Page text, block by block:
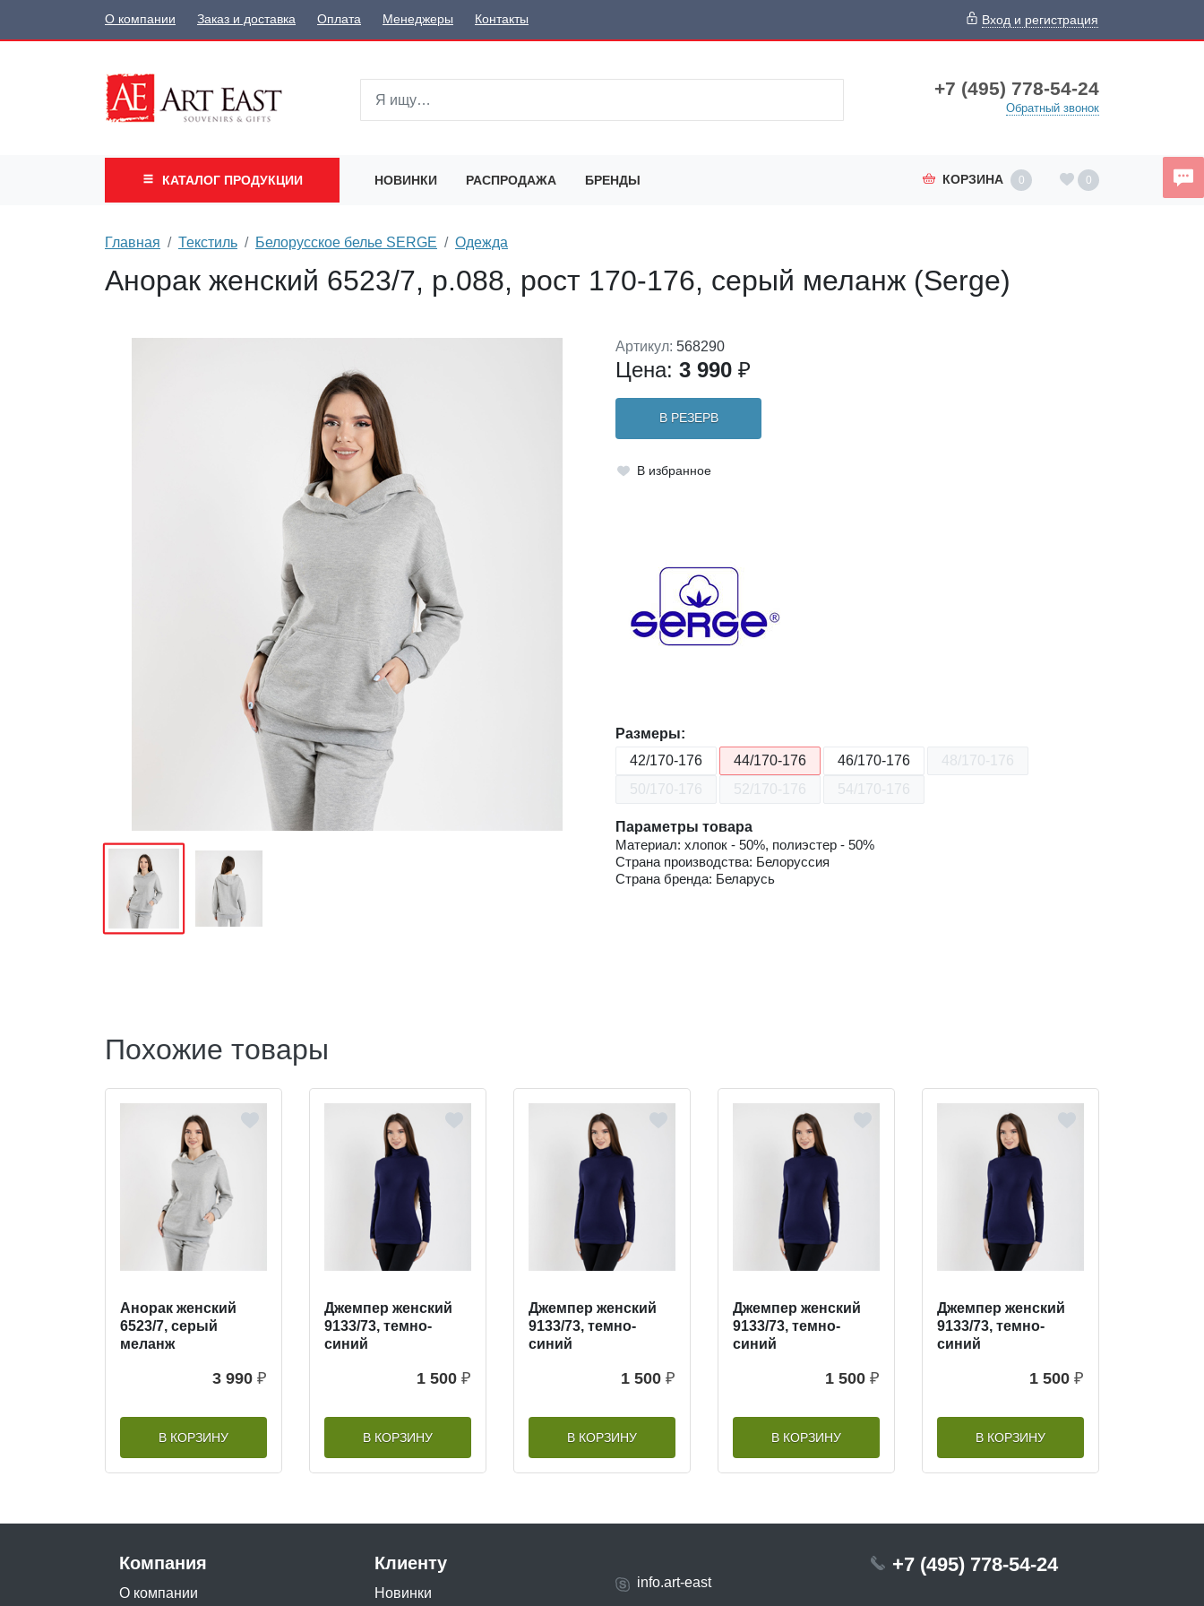
О компании Заказ и доставка Оплата Менеджеры Контакты Вход и регистрация
+7 (495) 778-54-24
Обратный звонок
КАТАЛОГ ПРОДУКЦИИ НОВИНКИ РАСПРОДАЖА БРЕНДЫ КОРЗИНА 0 0
Главная Текстиль Белорусское белье SERGE Одежда
Анорак женский 6523/7, р.088, рост 170-176, серый меланж (Serge)
Артикул: 568290
Цена: 3 990 ₽
В РЕЗЕРВ
В избранное
Размеры:
42/170-176
44/170-176 46/170-176
48/170-176
50/170-176
52/170-176 54/170-176
Параметры товара
Материал: хлопок - 50%, полиэстер - 50%
Страна производства: Белоруссия
Страна бренда: Беларусь
Похожие товары
Анорак женский
6523/7, серый
меланж
3 990 ₽
В КОРЗИНУ
Джемпер женский
9133/73, темно-
синий
1 500 ₽
В КОРЗИНУ
Джемпер женский
9133/73, темно-
синий
1 500 ₽
В КОРЗИНУ
Джемпер женский
9133/73, темно-
синий
1 500 ₽
В КОРЗИНУ
Джемпер женский
9133/73, темно-
синий
1 500 ₽
В КОРЗИНУ
Компания
О компании
Клиенту
Новинки
info.art-east
+7 (495) 778-54-24